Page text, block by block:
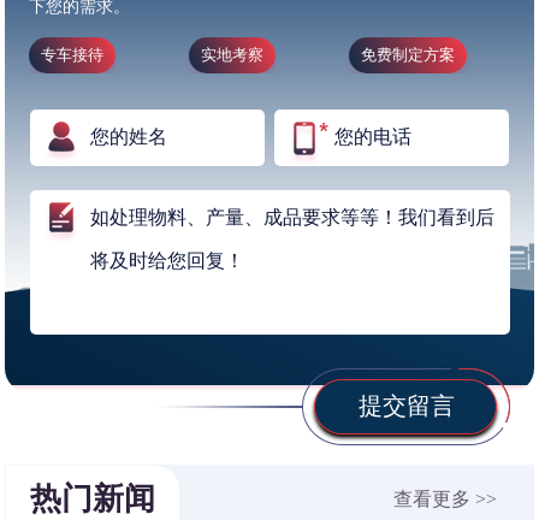
下您的需求。
专车接待 实地考察 免费制定方案
提交留言
热门新闻 查看更多 >>